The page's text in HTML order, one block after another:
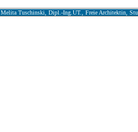
Melita Tuschinski, Dipl.-Ing.UT., Freie Architektin,